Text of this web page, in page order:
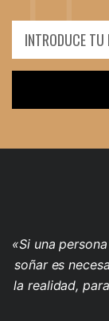
«Si una
soñar es
la realidad,